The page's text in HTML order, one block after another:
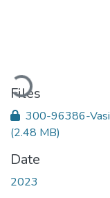
Loading...
Files
300-96386-
(2.48 MB)
Date
2023